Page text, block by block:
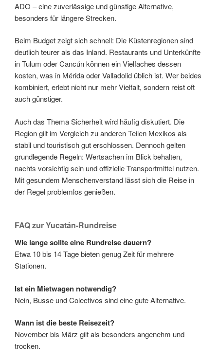
ADO – eine zuverlässige und günstige Alternative,
besonders für längere Strecken.
Beim Budget zeigt sich schnell: Die Küstenregionen sind
deutlich teurer als das Inland. Restaurants und Unterkünfte
in Tulum oder Cancún können ein Vielfaches dessen
kosten, was in Mérida oder Valladolid üblich ist. Wer beides
kombiniert, erlebt nicht nur mehr Vielfalt, sondern reist oft
auch günstiger.
Auch das Thema Sicherheit wird häufig diskutiert. Die
Region gilt im Vergleich zu anderen Teilen Mexikos als
stabil und touristisch gut erschlossen. Dennoch gelten
grundlegende Regeln: Wertsachen im Blick behalten,
nachts vorsichtig sein und offizielle Transportmittel nutzen.
Mit gesundem Menschenverstand lässt sich die Reise in
der Regel problemlos genießen.
FAQ zur Yucatán-Rundreise
Wie lange sollte eine Rundreise dauern?
Etwa 10 bis 14 Tage bieten genug Zeit für mehrere
Stationen.
Ist ein Mietwagen notwendig?
Nein, Busse und Colectivos sind eine gute Alternative.
Wann ist die beste Reisezeit?
November bis März gilt als besonders angenehm und
trocken.